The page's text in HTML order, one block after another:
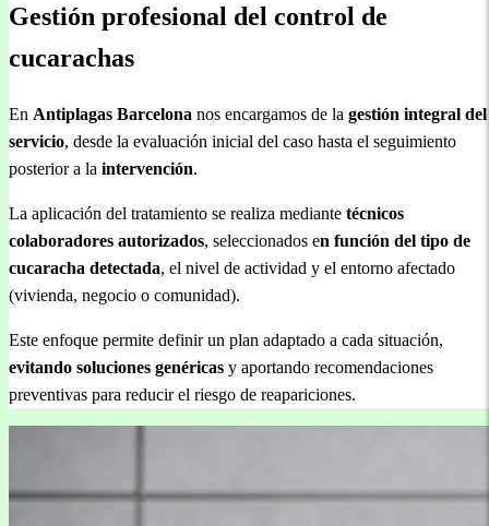
Gestión profesional del control de
cucarachas
En Antiplagas Barcelona nos encargamos de la gestión integral del
servicio, desde la evaluación inicial del caso hasta el seguimiento
posterior a la intervención.
La aplicación del tratamiento se realiza mediante técnicos
colaboradores autorizados, seleccionados en función del tipo de
cucaracha detectada, el nivel de actividad y el entorno afectado
(vivienda, negocio o comunidad).
Este enfoque permite definir un plan adaptado a cada situación,
evitando soluciones genéricas y aportando recomendaciones
preventivas para reducir el riesgo de reapariciones.